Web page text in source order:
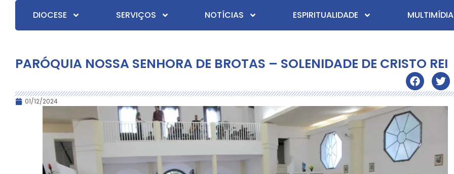
DIOCESE SERVIÇOS NOTÍCIAS ESPIRITUALIDADE MULTIMÍDIA
PARÓQUIA NOSSA SENHORA DE BROTAS – SOLENIDADE DE CRISTO REI
01/12/2024